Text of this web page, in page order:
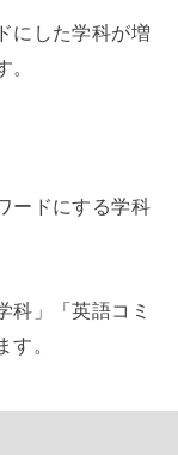
にした学科が増
ードにする学科
科」「英語コミ
す。